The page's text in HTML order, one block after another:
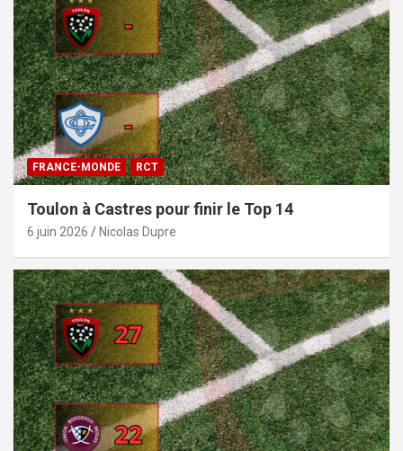
FRANCE-MONDE RCT
Toulon à Castres pour finir le Top 14
6 juin 2026 Nicolas Dupre